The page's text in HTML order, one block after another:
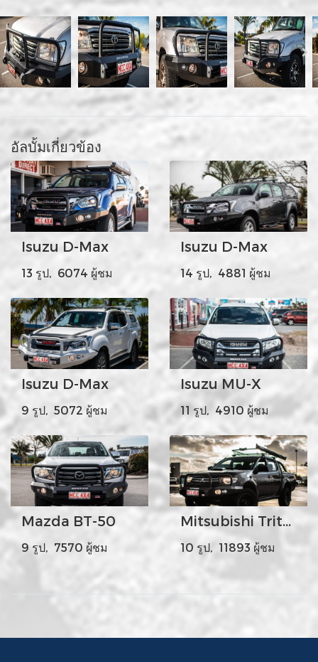
อัลบั้มเกี่ยวข้อง
Isuzu D-Max
13 รูป, 6074 ผู้ชม
Isuzu D-Max
14 รูป, 4881 ผู้ชม
Isuzu D-Max
9 รูป, 5072 ผู้ชม
Isuzu MU-X
11 รูป, 4910 ผู้ชม
Mazda BT-50
9 รูป, 7570 ผู้ชม
Mitsubishi Triton
10 รูป, 11893 ผู้ชม